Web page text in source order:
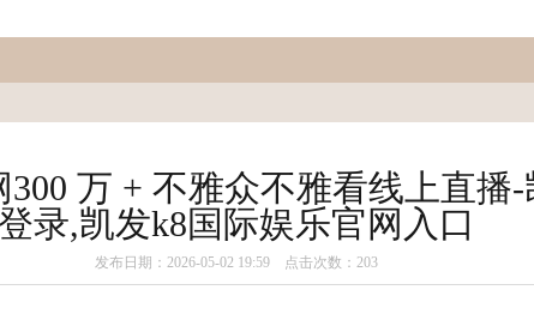
300 万 + 不雅众不雅看线上直播
录,凯发k8国际娱乐官网入口
发布日期：2026-05-02 19:59 点击次数：203